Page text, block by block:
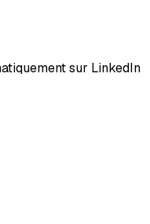
sur LinkedIn